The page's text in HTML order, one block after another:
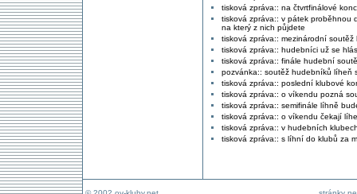
tisková zpráva:: na čtvrtfinálové
tisková zpráva:: v pátek proběhnou
na který z nich půjdete
tisková zpráva:: mezinárodní
tisková zpráva:: hudebníci už se
tisková zpráva:: finále hudební
pozvánka:: soutěž hudebníků líheň
tisková zpráva:: poslední klubové
tisková zpráva:: o víkendu pozná
tisková zpráva:: semifinále líhně
tisková zpráva:: o víkendu čekají
tisková zpráva:: v hudebních
tisková zpráva:: s líhní do klubů za